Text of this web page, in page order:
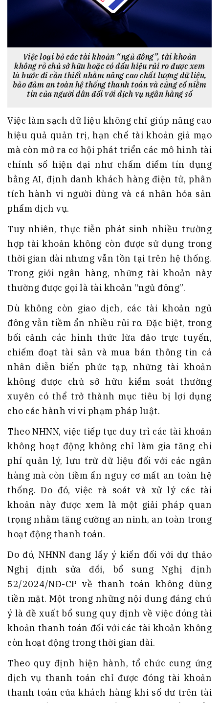
Việc loại bỏ các tài khoản “ngủ đông”, tài khoản
không rõ chủ sở hữu hoặc có dấu hiệu rủi ro được xem
là bước đi cần thiết nhằm nâng cao chất lượng dữ liệu,
bảo đảm an toàn hệ thống thanh toán và củng cố niềm
tin của người dân đối với dịch vụ ngân hàng số
Việc làm sạch dữ liệu không chỉ giúp nâng cao
hiệu quả quản trị, hạn chế tài khoản giả mạo
mà còn mở ra cơ hội phát triển các mô hình tài
chính số hiện đại như chấm điểm tín dụng
bằng AI, định danh khách hàng điện tử, phân
tích hành vi người dùng và cá nhân hóa sản
phẩm dịch vụ.
Tuy nhiên, thực tiễn phát sinh nhiều trường
hợp tài khoản không còn được sử dụng trong
thời gian dài nhưng vẫn tồn tại trên hệ thống.
Trong giới ngân hàng, những tài khoản này
thường được gọi là tài khoản “ngủ đông”.
Dù không còn giao dịch, các tài khoản ngủ
đông vẫn tiềm ẩn nhiều rủi ro. Đặc biệt, trong
bối cảnh các hình thức lừa đảo trực tuyến,
chiếm đoạt tài sản và mua bán thông tin cá
nhân diễn biến phức tạp, những tài khoản
không được chủ sở hữu kiểm soát thường
xuyên có thể trở thành mục tiêu bị lợi dụng
cho các hành vi vi phạm pháp luật.
Theo NHNN, việc tiếp tục duy trì các tài khoản
không hoạt động không chỉ làm gia tăng chi
phí quản lý, lưu trữ dữ liệu đối với các ngân
hàng mà còn tiềm ẩn nguy cơ mất an toàn hệ
thống. Do đó, việc rà soát và xử lý các tài
khoản này được xem là một giải pháp quan
trọng nhằm tăng cường an ninh, an toàn trong
hoạt động thanh toán.
Do đó, NHNN đang lấy ý kiến đối với dự thảo
Nghị định sửa đổi, bổ sung Nghị định
52/2024/NĐ-CP về thanh toán không dùng
tiền mặt. Một trong những nội dung đáng chú
ý là đề xuất bổ sung quy định về việc đóng tài
khoản thanh toán đối với các tài khoản không
còn hoạt động trong thời gian dài.
Theo quy định hiện hành, tổ chức cung ứng
dịch vụ thanh toán chỉ được đóng tài khoản
thanh toán của khách hàng khi số dư trên tài